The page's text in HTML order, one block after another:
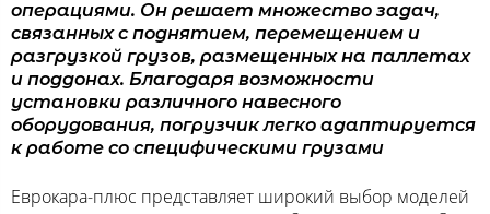
операциями. Он решает множество задач,
связанных с поднятием, перемещением и
разгрузкой грузов, размещенных на паллетах
и поддонах. Благодаря возможности
установки различного навесного
оборудования, погрузчик легко адаптируется
к работе со специфическими грузами
Еврокара-плюс представляет широкий выбор моделей